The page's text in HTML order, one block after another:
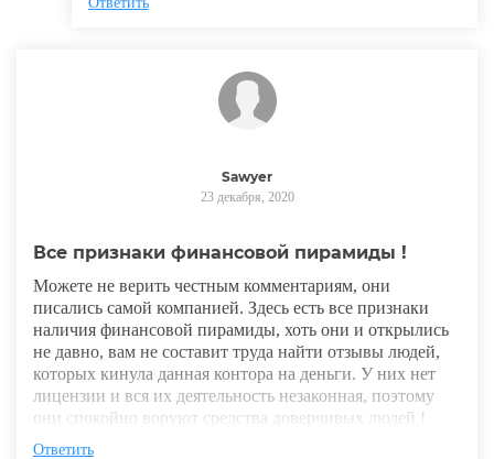
Sawyer
23 декабря, 2020
Все признаки финансовой пирамиды !
Можете не верить честным комментариям, они
писались самой компанией. Здесь есть все признаки
наличия финансовой пирамиды, хоть они и открылись
не давно, вам не составит труда найти отзывы людей,
которых кинула данная контора на деньги. У них нет
лицензии и вся их деятельность незаконная, поэтому
они спокойно воруют средства доверчивых людей !
Ответить